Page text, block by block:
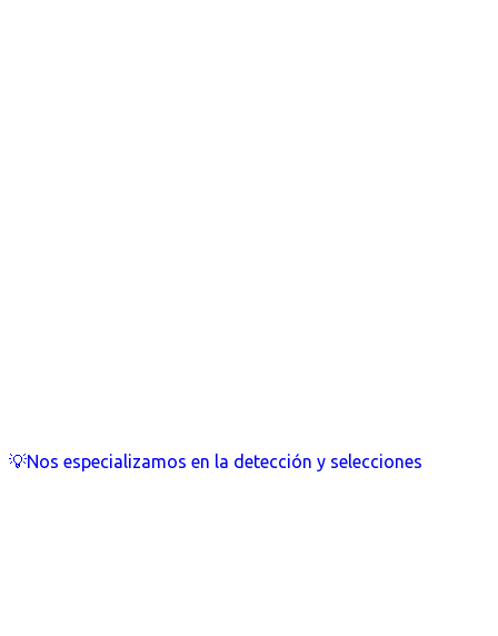
💡Nos especializamos en la detección y selecciones